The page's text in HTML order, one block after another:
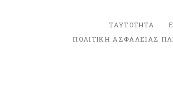
ΤΑΥΤΟΤΗΤΑ
ΠΟΛΙΤΙΚΗ ΑΣΦΑΛΕΙΑΣ